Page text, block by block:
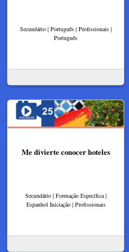
Secundário | Português | Profissionais |
Português
Me divierte conocer hoteles
Secundário | Formação Específica |
Espanhol Iniciação | Profissionais